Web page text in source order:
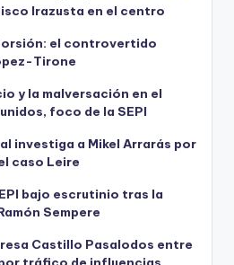
Irazusta en el centro
el controvertido
Tirone
y la malversación en el
foco de la SEPI
investiga a Mikel Arrarás por
caso Leire
bajo escrutinio tras la
Sempere
Castillo Pasalodos entre